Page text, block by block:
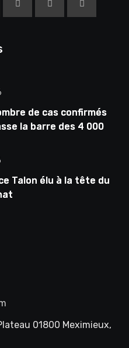
de cas confirmés
la barre des 4 000
Talon élu à la tête du
01800 Meximieux,